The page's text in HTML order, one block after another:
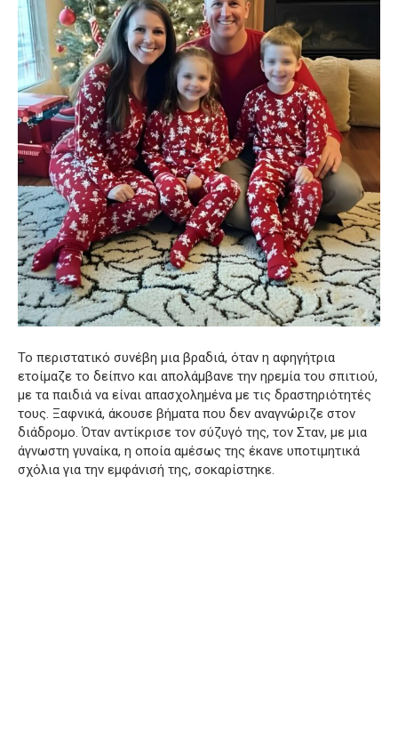
Το περιστατικό συνέβη μια βραδιά, όταν η αφηγήτρια
ετοίμαζε το δείπνο και απολάμβανε την ηρεμία του σπιτιού,
με τα παιδιά να είναι απασχολημένα με τις δραστηριότητές
τους. Ξαφνικά, άκουσε βήματα που δεν αναγνώριζε στον
διάδρομο. Όταν αντίκρισε τον σύζυγό της, τον Σταν, με μια
άγνωστη γυναίκα, η οποία αμέσως της έκανε υποτιμητικά
σχόλια για την εμφάνισή της, σοκαρίστηκε.